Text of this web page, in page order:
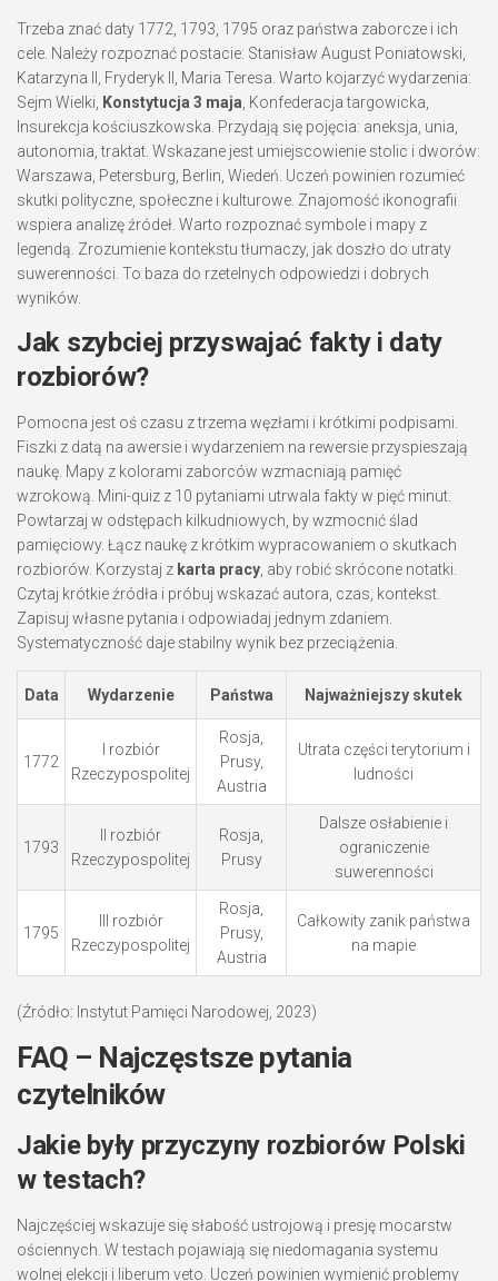
Trzeba znać daty 1772, 1793, 1795 oraz państwa zaborcze i ich
cele. Należy rozpoznać postacie: Stanisław August Poniatowski,
Katarzyna II, Fryderyk II, Maria Teresa. Warto kojarzyć wydarzenia:
Sejm Wielki,
Konstytucja 3 maja , Konfederacja targowicka,
Insurekcja kościuszkowska. Przydają się pojęcia: aneksja, unia,
autonomia, traktat. Wskazane jest umiejscowienie stolic i dworów:
Warszawa, Petersburg, Berlin, Wiedeń. Uczeń powinien rozumieć
skutki polityczne, społeczne i kulturowe. Znajomość ikonografii
wspiera analizę źródeł. Warto rozpoznać symbole i mapy z
legendą. Zrozumienie kontekstu tłumaczy, jak doszło do utraty
suwerenności. To baza do rzetelnych odpowiedzi i dobrych
wyników.
Jak szybciej przyswajać fakty i daty
rozbiorów?
Pomocna jest oś czasu z trzema węzłami i krótkimi podpisami.
Fiszki z datą na awersie i wydarzeniem na rewersie przyspieszają
naukę. Mapy z kolorami zaborców wzmacniają pamięć
wzrokową. Mini-quiz z 10 pytaniami utrwala fakty w pięć minut.
Powtarzaj w odstępach kilkudniowych, by wzmocnić ślad
pamięciowy. Łącz naukę z krótkim wypracowaniem o skutkach
rozbiorów. Korzystaj z karta pracy , aby robić skrócone notatki.
Czytaj krótkie źródła i próbuj wskazać autora, czas, kontekst.
Zapisuj własne pytania i odpowiadaj jednym zdaniem.
Systematyczność daje stabilny wynik bez przeciążenia.
Data Wydarzenie Państwa Najważniejszy skutek
1772
I rozbiór
Rzeczypospolitej
Rosja,
Prusy,
Austria
Utrata części terytorium i
ludności
1793
II rozbiór
Rzeczypospolitej
Rosja,
Prusy
Dalsze osłabienie i
ograniczenie
suwerenności
1795
III rozbiór
Rzeczypospolitej
Rosja,
Prusy,
Austria
Całkowity zanik państwa
na mapie
(Źródło: Instytut Pamięci Narodowej, 2023)
FAQ – Najczęstsze pytania
czytelników
Jakie były przyczyny rozbiorów Polski
w testach?
Najczęściej wskazuje się słabość ustrojową i presję mocarstw
ościennych. W testach pojawiają się niedomagania systemu
wolnej elekcji i liberum veto. Uczeń powinien wymienić problemy